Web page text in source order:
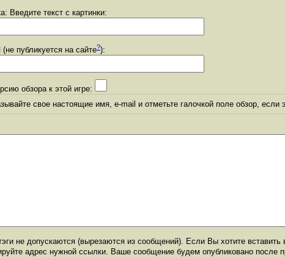
Введите текст с картинки:
публикуется на сайте?):
обзора к этой игре:
свое настоящие имя, e-mail и отметьте галочкой поле обзор, если
не допускаются (вырезаются из сообщений). Если Вы хотите
адрес нужной ссылки. Ваше сообщение будем опубликовано после